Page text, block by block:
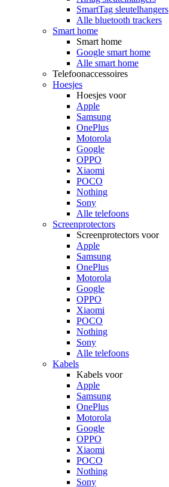
SmartTag sleutelhangers
Alle bluetooth trackers
Smart home
Smart home
Google smart home
Alle smart home
Telefoonaccessoires
Hoesjes
Hoesjes voor
Apple
Samsung
OnePlus
Motorola
Google
OPPO
Xiaomi
POCO
Nothing
Sony
Alle telefoons
Screenprotectors
Screenprotectors voor
Apple
Samsung
OnePlus
Motorola
Google
OPPO
Xiaomi
POCO
Nothing
Sony
Alle telefoons
Kabels
Kabels voor
Apple
Samsung
OnePlus
Motorola
Google
OPPO
Xiaomi
POCO
Nothing
Sony